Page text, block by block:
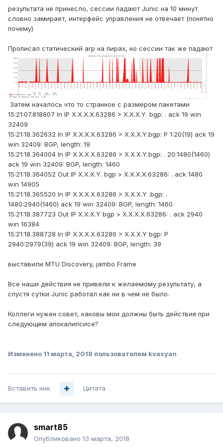
результата не принесло, сессии падают Junic на 10 минут
словно замирает, интерфейс управления не отвечает (понятно
почему)
Прописал статический arp на пирах, но сессии так же падают
Затем началось что то странное с размером пакетами
15:21:07.818807 In IP X.X.X.X.63286 > X.X.X.Y. bgp: . ack 19 win
32409
15:21:18.362632 In IP X.X.X.X.63286 > X.X.X.Y.bgp: P 1:20(19) ack 19
win 32409: BGP, length: 19
15:21:18.364004 In IP X.X.X.X.63286 > X.X.X.Y.bgp: . 20:1480(1460)
ack 19 win 32409: BGP, length: 1460
15:21:18.364052 Out IP X.X.X.Y. bgp > X.X.X.X.63286: . ack 1480
win 14905
15:21:18.365520 In IP X.X.X.X.63286 > X.X.X.Y .bgp: .
1480:2940(1460) ack 19 win 32409: BGP, length: 1460
15:21:18.387723 Out IP X.X.X.Y bgp > X.X.X.X.63286: . ack 2940
win 16384
15:21:18.388728 In IP X.X.X.X.63286 > X.X.X.Y bgp: P
2940:2979(39) ack 19 win 32409: BGP, length: 39
выставили MTU Discovery, jambo Frame
Все наши действия не привели к желаемому результату, а
спустя сутки Junic работал как ни в чем не было.
Коллеги нужен совет, каковы мои должны быть действия при
следующем апокалипсисе?
Изменено 11 марта, 2018 пользователем kvasyan
Вставить ник Цитата
smart85
Опубликовано 13 марта, 2018